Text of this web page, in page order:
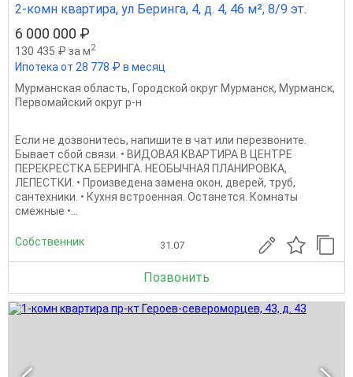
2-комн квартира, ул Беринга, 4, д. 4, 46 м², 8/9 эт.
6 000 000 ₽
130 435 ₽ за м2
Ипотека от 28 778 ₽ в месяц
Мурманская область, Городской округ Мурманск, Мурманск,
Первомайский округ р-н
Если не дозвонитесь, напишите в чат или перезвоните.
Бывает сбой связи. • ВИДОВАЯ КВАРТИРА В ЦЕНТРЕ
ПЕРЕКРЕСТКА БЕРИНГА. НЕОБЫЧНАЯ ПЛАНИРОВКА,
ЛЕПЕСТКИ. • Произведена замена окон, дверей, труб,
сантехники. • Кухня встроенная. Останется. Комнаты
смежные •...
Собственник 31.07
Позвонить